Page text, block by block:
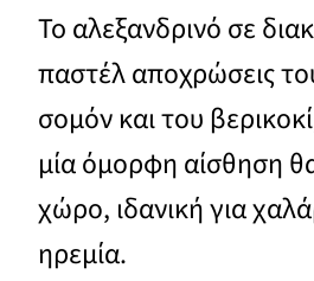
To αλεξανδρινό σε
παστέλ αποχρώσεις
σομόν και του
μία όμορφη αίσθηση
χώρο, ιδανική για
ηρεμία.